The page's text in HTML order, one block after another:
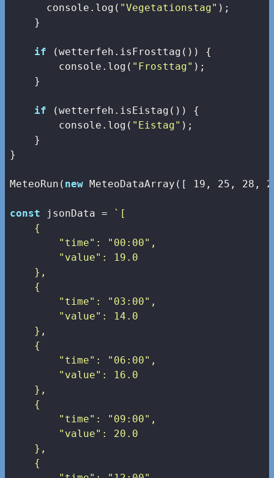
console .log( "Vegetationstag" );
    }
if (wetterfeh.isFrosttag()) {
console .log( "Frosttag" );
    }
if (wetterfeh.isEistag()) {
console .log( "Eistag" );
    }
}
MeteoRun( new MeteoDataArray([ 19 , 25 , 28 ,
const jsonData = `[
    {
        "time": "00:00",
        "value": 19.0
    },
    {
        "time": "03:00",
        "value": 14.0
    },
    {
        "time": "06:00",
        "value": 16.0
    },
    {
        "time": "09:00",
        "value": 20.0
    },
    {